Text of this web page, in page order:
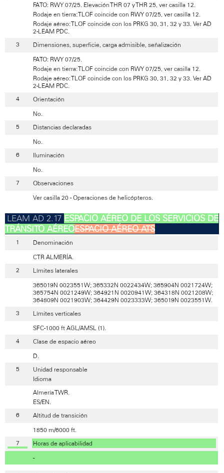
FATO: RWY 07/25. Elevación THR 07 y THR 25, ver casilla 12.
Rodaje en tierra: TLOF coincide con RWY 07/25, ver casilla 12.
Rodaje aéreo: TLOF coincide con los PRKG 30, 31, 32 y 33. Ver AD
2-LEAM PDC.
Dimensiones, superficie, carga admisible, señalización
FATO: RWY 07/25.
Rodaje en tierra: TLOF coincide con RWY 07/25, ver casilla 12.
Rodaje aéreo: TLOF coincide con los PRKG 30, 31, 32 y 33. Ver AD
2-LEAM PDC.
Orientación
No.
Distancias declaradas
No.
Iluminación
No.
Observaciones
Ver casilla 20 - Operaciones de helicópteros.
ESPACIO AÉREO DE LOS SERVICIOS DE
TRÁNSITO AÉREOESPACIO AÉREO ATS
Denominación
CTR ALMERÍA.
Límites laterales
365019N 0023551W; 365332N 0022434W; 365904N 0021724W;
365754N 0021249W; 364921N 0020941W; 364318N 0021208W;
364809N 0021903W; 364429N 0023333W; 365019N 0023551W.
Límites verticales
SFC-1000 ft AGL/AMSL (1).
Clase de espacio aéreo
D.
Unidad responsable
Idioma
Almería TWR.
ES/EN.
Altitud de transición
1850 m/6000 ft.
Horas de aplicabilidad
-